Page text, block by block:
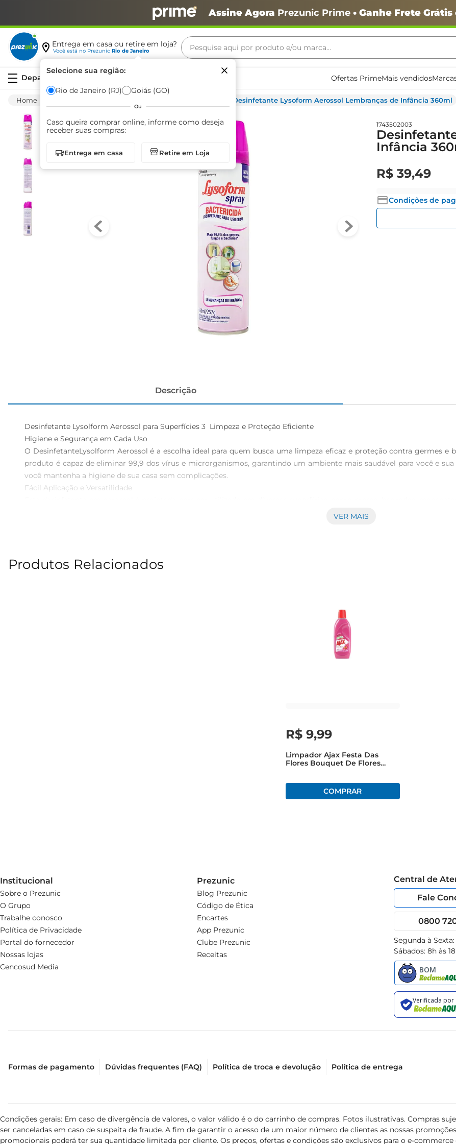
Assine Agora Prezunic Prime• Ganhe Frete Grátis
Entrega em casa ou retire em loja?
Você está no Prezunic Rio de Janeiro
Selecione sua região:
Rio de Janeiro (RJ) Goiás (GO)
Ou
Caso queira comprar online, informe como deseja
receber suas compras:
Entrega em casa Retire em Loja
Pesquise aqui por produto e/ou marca...
Ofertas PrimeMais vendidos
Desinfetante Lysoform Aerossol Lembranças de Infância 360ml
1743502003
Infância
R$ 39,49
Condições de
Descrição
Desinfetante Lysolform Aerossol para Superfícies 3  Limpeza e Proteção Eficiente
Higiene e Segurança em Cada Uso
O DesinfetanteLysolform Aerossol é a escolha ideal para quem busca uma limpeza eficaz e proteção contra germes
produto é capaz de eliminar 99,9 dos vírus e microrganismos, garantindo um ambiente mais saudável para você e
você mantenha a higiene de sua casa sem complicações.
Fácil Aplicação e Versatilidade
uniforme do produto, alcançando até os cantos mais difíceis. Além disso, sua fragrância agradável proporciona uma
ambientes domésticos e comerciais, ele é especialmente recomendado para locais de alto tráfego, onde a
segurança e o bemestar, contribuindo para um ambiente mais limpo e protegido. Ideal para quem valoriza a higiene e a
VER MAIS
Produtos Relacionados
R$ 9,99
Limpador Ajax Festa Das
Flores Bouquet De Flores
Institucional
Sobre o Prezunic
O Grupo
Trabalhe conosco
Política de Privacidade
Portal do fornecedor
Nossas lojas
Cencosud Media
Prezunic
Blog Prezunic
Código de Ética
Encartes
App Prezunic
Clube Prezunic
Receitas
Central de
Fale
0800 720
Segunda à
Sábados: 8h às
Formas de pagamento Dúvidas frequentes (FAQ) Política de troca e devolução Política de entrega
Condições gerais: Em caso de divergência de valores, o valor válido é o do carrinho de compras. Fotos ilustrativas. Compras
ser canceladas em caso de suspeita de fraude. A fim de garantir o acesso de um maior número de clientes as nossas
promocionais poderá ter sua quantidade limitada por cliente. Os preços, ofertas e condições são exclusivos para o e-
Termos mais buscados
café
arroz
azeite
biscoito
cerveja
iogurte
papel higiênico